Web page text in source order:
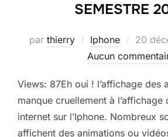
SEMESTRE
par thierry Iphone
Publié
le
20
Aucun
Views: 87Eh oui ! l’affichage des
manque cruellement à l’affichage
internet sur l’Iphone. Nombreux
affichent des animations ou